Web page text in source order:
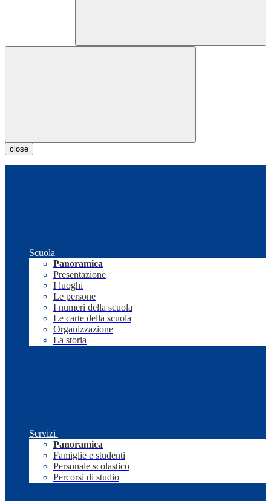
close
Scuola
Panoramica
Presentazione
I luoghi
Le persone
I numeri della scuola
Le carte della scuola
Organizzazione
La storia
Servizi
Panoramica
Famiglie e studenti
Personale scolastico
Percorsi di studio